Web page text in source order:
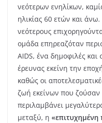
νεότερων ενηλίκων,
ηλικίας 60 ετών και
νεότερους
ομάδα επηρεαζόταν
AIDS, ένα δημοφιλές και
έρευνας εκείνη την
καθώς οι
ζωή εκείνων που ζούσαν
περιλαμβάνει
μεταξύ, η